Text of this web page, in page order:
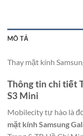
MÔ TẢ
Thay mặt kính
Thông tin chi tiết
S3 Mini
Mobilecity tự hào là
mặt kính Samsung